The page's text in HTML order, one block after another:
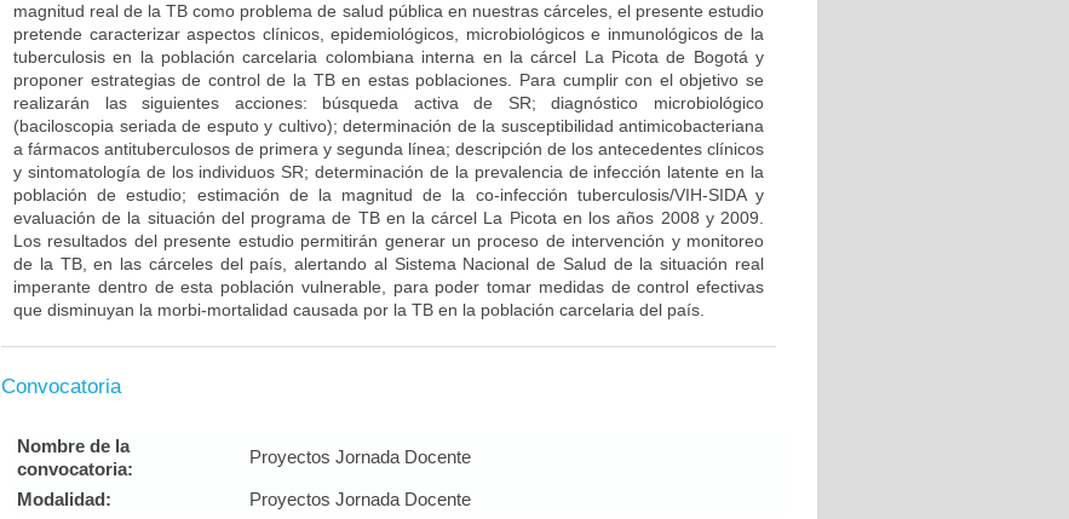
magnitud real de la TB como problema de salud pública en nuestras cárceles, el presente estudio
pretende caracterizar aspectos clínicos, epidemiológicos, microbiológicos e inmunológicos de la
tuberculosis en la población carcelaria colombiana interna en la cárcel La Picota de Bogotá y
proponer estrategias de control de la TB en estas poblaciones. Para cumplir con el objetivo se
realizarán las siguientes acciones: búsqueda activa de SR; diagnóstico microbiológico
(baciloscopia seriada de esputo y cultivo); determinación de la susceptibilidad antimicobacteriana
a fármacos antituberculosos de primera y segunda línea; descripción de los antecedentes clínicos
y sintomatología de los individuos SR; determinación de la prevalencia de infección latente en la
población de estudio; estimación de la magnitud de la co-infección tuberculosis/VIH-SIDA y
evaluación de la situación del programa de TB en la cárcel La Picota en los años 2008 y 2009.
Los resultados del presente estudio permitirán generar un proceso de intervención y monitoreo
de la TB, en las cárceles del país, alertando al Sistema Nacional de Salud de la situación real
imperante dentro de esta población vulnerable, para poder tomar medidas de control efectivas
que disminuyan la morbi-mortalidad causada por la TB en la población carcelaria del país.
Convocatoria
Nombre de la
convocatoria:
Proyectos Jornada Docente
Modalidad: Proyectos Jornada Docente